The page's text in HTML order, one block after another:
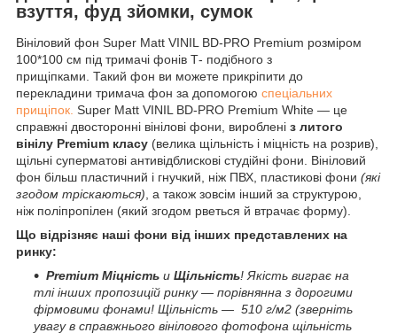
взуття, фуд зйомки, сумок
Вініловий фон Super Matt VINIL BD-PRO Premium розміром
100*100 см під тримачі фонів Т- подібного з
прищіпками. Такий фон ви можете прикріпити до
перекладини тримача фон за допомогою спеціальних
прищіпок. Super Matt VINIL BD-PRO Premium White — це
справжні двосторонні вінілові фони, вироблені з литого
вінілу Premium класу (велика щільність і міцність на розрив),
щільні суперматові антивідблискові студійні фони. Вініловий
фон більш пластичний і гнучкий, ніж ПВХ, пластикові фони (які
згодом тріскаються), а також зовсім інший за структурою,
ніж поліпропілен (який згодом рветься й втрачає форму).
Що відрізняє наші фони від інших представлених на
ринку:
Premium Міцність и Щільність! Якість виграє на
тлі інших пропозицій ринку — порівнянна з дорогими
фірмовими фонами! Щільність — 510 г/м2 (зверніть
увагу в справжнього вінілового фотофона щільність